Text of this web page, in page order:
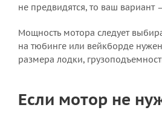
не предвидятся, то ваш вариант
Мощность мотора следует
на тюбинге или вейкборде
размера лодки,
Если мотор не